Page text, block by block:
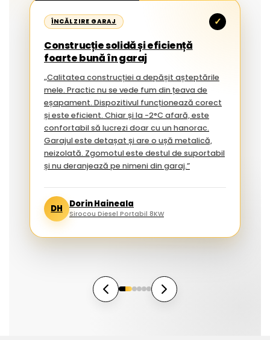
ÎNCĂLZIRE GARAJ ✓
Construcție solidă și eficiență
foarte bună în garaj
„Calitatea construcției a depășit așteptările
mele. Practic nu se vede fum din țeava de
eșapament. Dispozitivul funcționează corect
și este eficient. Chiar și la -2°C afară, este
confortabil să lucrezi doar cu un hanorac.
Garajul este detașat și are o ușă metalică,
neizolată. Zgomotul este destul de suportabil
și nu deranjează pe nimeni din garaj.”
DH Dorin Haineala
Sirocou Diesel Portabil 8KW